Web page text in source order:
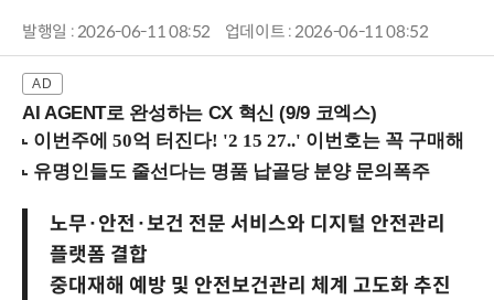
발행일 : 2026-06-11 08:52 업데이트 : 2026-06-11 08:52
AI AGENT로 완성하는 CX 혁신 (9/9 코엑스)
노무·안전·보건 전문 서비스와 디지털 안전관리
플랫폼 결합
중대재해 예방 및 안전보건관리 체계 고도화 추진